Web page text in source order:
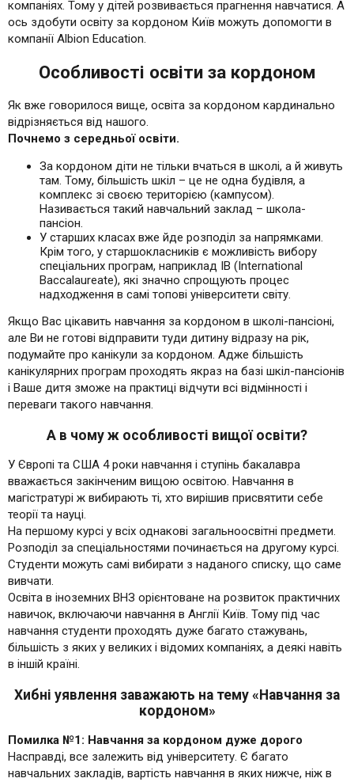
компаніях. Тому у дітей розвивається прагнення навчатися. А
ось здобути освіту за кордоном Київ можуть допомогти в
компанії Albion Education.
Особливості освіти за кордоном
Як вже говорилося вище, освіта за кордоном кардинально
відрізняється від нашого.
Почнемо з середньої освіти.
За кордоном діти не тільки вчаться в школі, а й живуть
там. Тому, більшість шкіл – це не одна будівля, а
комплекс зі своєю територією (кампусом).
Називається такий навчальний заклад – школа-
пансіон.
У старших класах вже йде розподіл за напрямками.
Крім того, у старшокласників є можливість вибору
спеціальних програм, наприклад IB (International
Baccalaureate), які значно спрощують процес
надходження в самі топові університети світу.
Якщо Вас цікавить навчання за кордоном в школі-пансіоні,
але Ви не готові відправити туди дитину відразу на рік,
подумайте про канікули за кордоном. Адже більшість
канікулярних програм проходять якраз на базі шкіл-пансіонів
і Ваше дитя зможе на практиці відчути всі відмінності і
переваги такого навчання.
А в чому ж особливості вищої освіти?
У Європі та США 4 роки навчання і ступінь бакалавра
вважається закінченим вищою освітою. Навчання в
магістратурі ж вибирають ті, хто вирішив присвятити себе
теорії та науці.
На першому курсі у всіх однакові загальноосвітні предмети.
Розподіл за спеціальностями починається на другому курсі.
Студенти можуть самі вибирати з наданого списку, що саме
вивчати.
Освіта в іноземних ВНЗ орієнтоване на розвиток практичних
навичок, включаючи навчання в Англії Київ. Тому під час
навчання студенти проходять дуже багато стажувань,
більшість з яких у великих і відомих компаніях, а деякі навіть
в іншій країні.
Хибні уявлення заважають на тему «Навчання за
кордоном»
Помилка №1: Навчання за кордоном дуже дорого
Насправді, все залежить від університету. Є багато
навчальних закладів, вартість навчання в яких нижче, ніж в